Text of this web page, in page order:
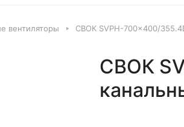
вентиляторы СВОК SVPH-700×400/
СВОК